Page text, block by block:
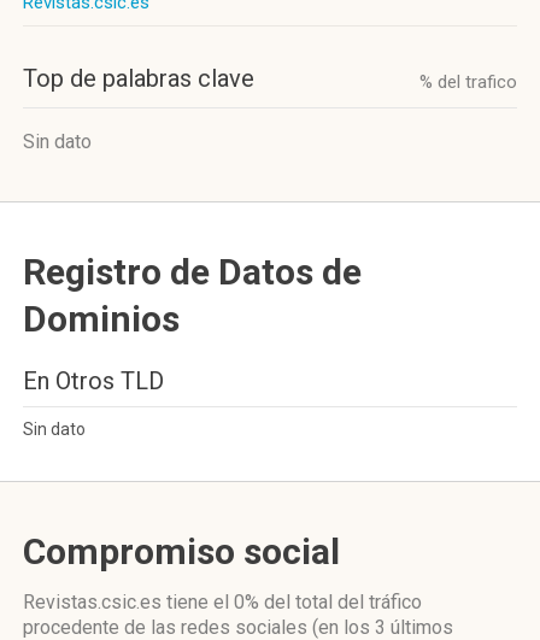
Top de palabras clave % del trafico
Sin dato
Registro de Datos de
Dominios
En Otros TLD
Sin dato
Compromiso social
Revistas.csic.es tiene el 0% del total del tráfico
procedente de las redes sociales (en los 3 últimos